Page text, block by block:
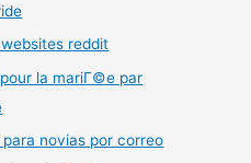
reddit
la mariГ©e par
novias por correo